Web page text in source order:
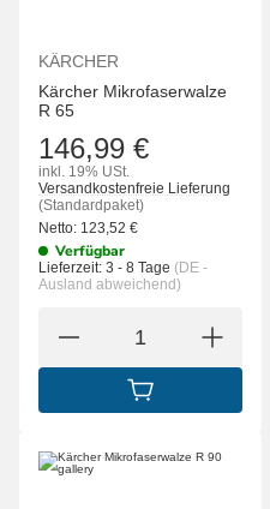
KÄRCHER
Kärcher Mikrofaserwalze
R 65
146,99 €
inkl. 19% USt.
Versandkostenfreie Lieferung
(Standardpaket)
Netto: 123,52 €
Verfügbar
Lieferzeit: 3 - 8 Tage (DE -
Ausland abweichend)
IN DEN